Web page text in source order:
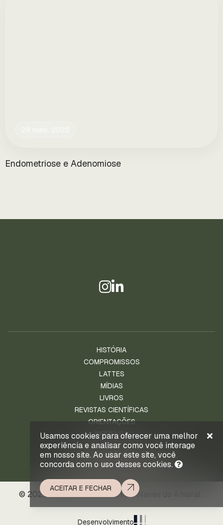
Usamos cookies para oferecer uma melhor
experiência e analisar como você interage
em nosso site. Ao usar este site, você
concorda com o uso desses cookies.
ACEITAR E FECHAR
Endometriose e Adenomiose
HISTÓRIA
COMPROMISSOS
LATTES
MÍDIAS
LIVROS
REVISTAS CIENTÍFICAS
ORIENTAÇÕES
IMPRENSA
NOTÍCIAS
ENTRE EM CONTATO
© 2026 . Prof. Ld. Dr. Waldemar Naves do Amaral .
Desenvolvimento